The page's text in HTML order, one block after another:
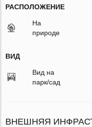
РАСПОЛОЖЕНИЕ
На
природе
ВИД
Вид на
парк/сад
ВНЕШНЯЯ